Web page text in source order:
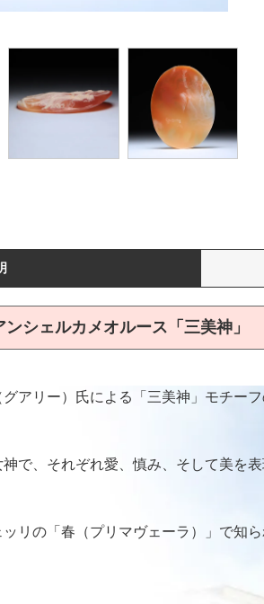
シェルカメオルース「三美神」
アリー）氏による「三美神」モチーフ
で、それぞれ愛、慎み、そして美を表
リの「春（プリマヴェーラ）」で知